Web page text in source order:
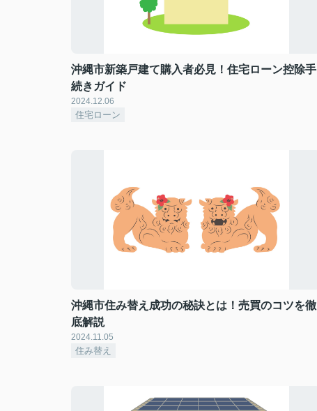
沖縄市新築戸建て購入者必見！住宅ローン控除手
続きガイド
2024.12.06
住宅ローン
沖縄市住み替え成功の秘訣とは！売買のコツを徹
底解説
2024.11.05
住み替え